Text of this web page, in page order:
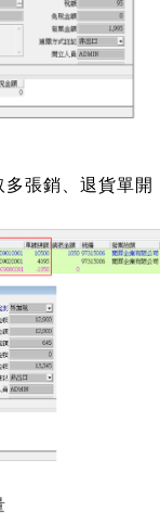
張銷、退貨單開